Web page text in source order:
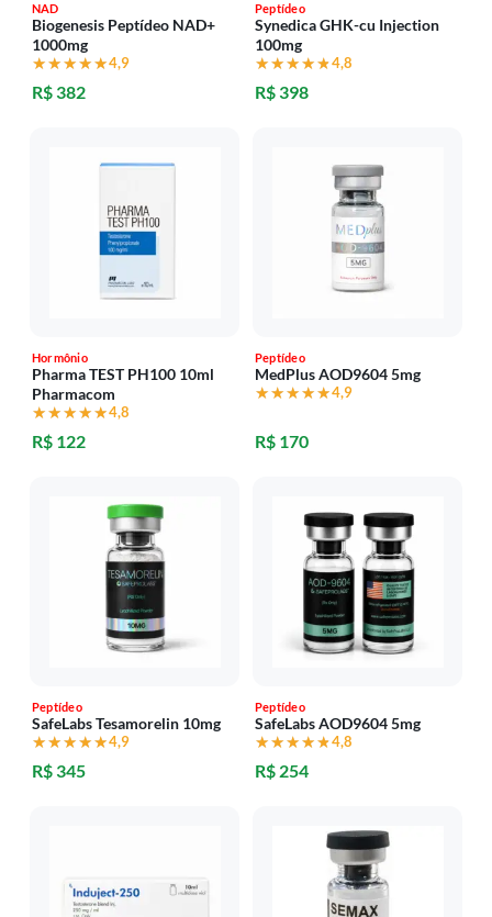
NAD
Biogenesis Peptídeo NAD+
1000mg
★★★★★
★★★★★4,9
R$ 382
Peptídeo
Synedica GHK-cu Injection
100mg
★★★★★
★★★★★4,8
R$ 398
Hormônio
Pharma TEST PH100 10ml
Pharmacom
★★★★★
★★★★★4,8
R$ 122
Peptídeo
MedPlus AOD9604 5mg
★★★★★
★★★★★4,9
R$ 170
Peptídeo
SafeLabs Tesamorelin 10mg
★★★★★
★★★★★4,9
R$ 345
Peptídeo
SafeLabs AOD9604 5mg
★★★★★
★★★★★4,8
R$ 254